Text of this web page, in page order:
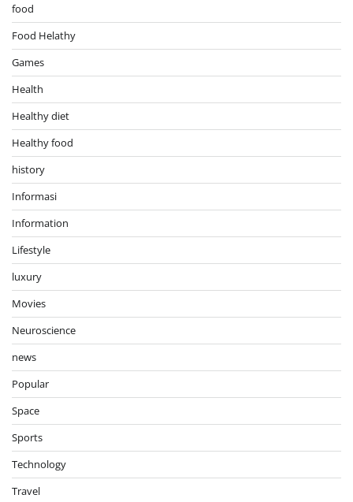
food
Food Helathy
Games
Health
Healthy diet
Healthy food
history
Informasi
Information
Lifestyle
luxury
Movies
Neuroscience
news
Popular
Space
Sports
Technology
Travel